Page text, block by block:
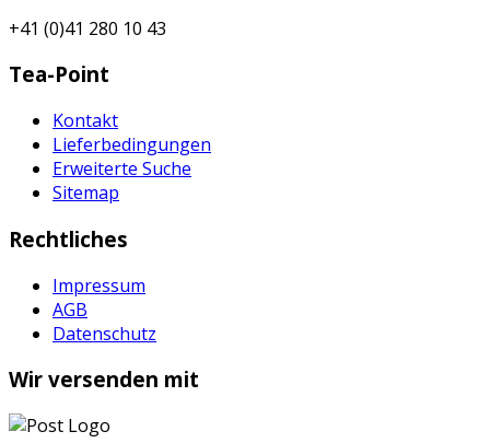
+41 (0)41 280 10 43
Tea-Point
Kontakt
Lieferbedingungen
Erweiterte Suche
Sitemap
Rechtliches
Impressum
AGB
Datenschutz
Wir versenden mit